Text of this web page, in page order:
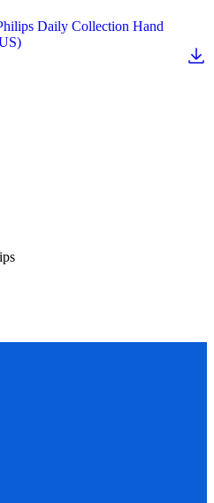
Daily Collection Hand